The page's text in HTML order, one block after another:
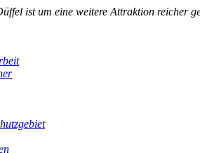
ist um eine weitere Attraktion reicher